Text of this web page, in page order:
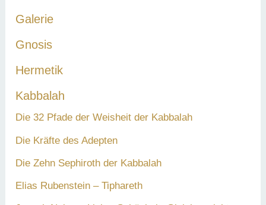
Galerie
Gnosis
Hermetik
Kabbalah
Die 32 Pfade der Weisheit der Kabbalah
Die Kräfte des Adepten
Die Zehn Sephiroth der Kabbalah
Elias Rubenstein – Tiphareth